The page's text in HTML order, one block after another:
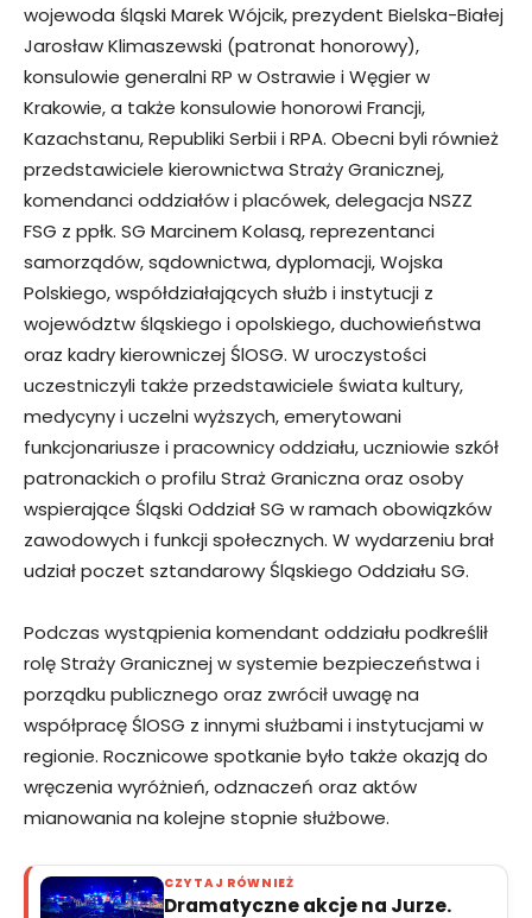
wojewoda śląski Marek Wójcik, prezydent Bielska-Białej
Jarosław Klimaszewski (patronat honorowy),
konsulowie generalni RP w Ostrawie i Węgier w
Krakowie, a także konsulowie honorowi Francji,
Kazachstanu, Republiki Serbii i RPA. Obecni byli również
przedstawiciele kierownictwa Straży Granicznej,
komendanci oddziałów i placówek, delegacja NSZZ
FSG z ppłk. SG Marcinem Kolasą, reprezentanci
samorządów, sądownictwa, dyplomacji, Wojska
Polskiego, współdziałających służb i instytucji z
województw śląskiego i opolskiego, duchowieństwa
oraz kadry kierowniczej ŚlOSG. W uroczystości
uczestniczyli także przedstawiciele świata kultury,
medycyny i uczelni wyższych, emerytowani
funkcjonariusze i pracownicy oddziału, uczniowie szkół
patronackich o profilu Straż Graniczna oraz osoby
wspierające Śląski Oddział SG w ramach obowiązków
zawodowych i funkcji społecznych. W wydarzeniu brał
udział poczet sztandarowy Śląskiego Oddziału SG.
Podczas wystąpienia komendant oddziału podkreślił
rolę Straży Granicznej w systemie bezpieczeństwa i
porządku publicznego oraz zwrócił uwagę na
współpracę ŚlOSG z innymi służbami i instytucjami w
regionie. Rocznicowe spotkanie było także okazją do
wręczenia wyróżnień, odznaczeń oraz aktów
mianowania na kolejne stopnie służbowe.
CZYTAJ RÓWNIEŻ
Dramatyczne akcje na Jurze.